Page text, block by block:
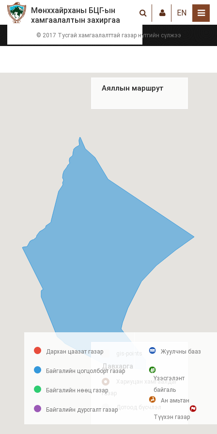
Мөнххайрханы БЦГ-ын
хамгаалалтын захиргаа
EN
Дархан цаазат газар
Байгалийн цогцолборт газар
Байгалийн нөөц газар
Байгалийн дурсгалт газар
Жуулчны бааз
Үзэсгэлэнт
байгаль
Ан амьтан
Түүхэн газар
Аяллын маршрут
gis-points
Давхарга
Хариуцан хамгаалдаг
газар
Дотоод бүсчлэл
© 2017 Тусгай хамгаалалттай газар нутгийн сүлжээ